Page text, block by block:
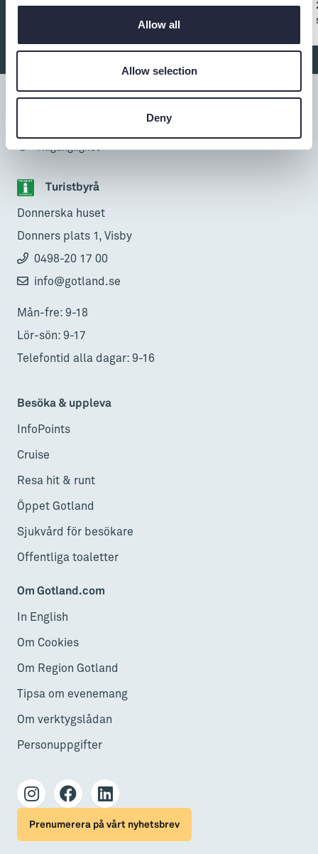
Allow all
Allow selection
Deny
2,5 mil norr om Visby
Turistbyrå
Donnerska huset
Donners plats 1, Visby
0498-20 17 00
info@gotland.se
Mån-fre: 9-18
Lör-sön: 9-17
Telefontid alla dagar: 9-16
Besöka & uppleva
InfoPoints
Cruise
Resa hit & runt
Öppet Gotland
Sjukvård för besökare
Offentliga toaletter
Om Gotland.com
In English
Om Cookies
Om Region Gotland
Tipsa om evenemang
Om verktygslådan
Personuppgifter
Tillgänglighet
Prenumerera på vårt nyhetsbrev